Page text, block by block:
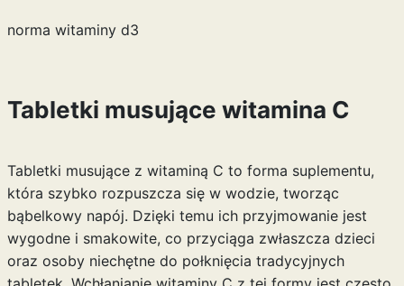
norma witaminy d3
Tabletki musujące witamina C
Tabletki musujące z witaminą C to forma suplementu,
która szybko rozpuszcza się w wodzie, tworząc
bąbelkowy napój. Dzięki temu ich przyjmowanie jest
wygodne i smakowite, co przyciąga zwłaszcza dzieci
oraz osoby niechętne do połknięcia tradycyjnych